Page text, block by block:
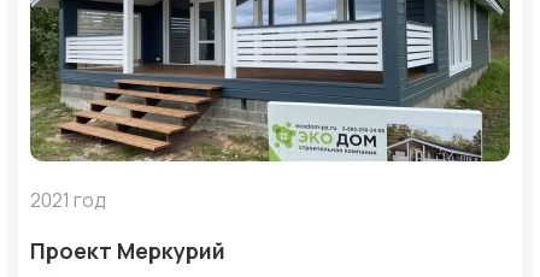
2021 год
Проект Меркурий